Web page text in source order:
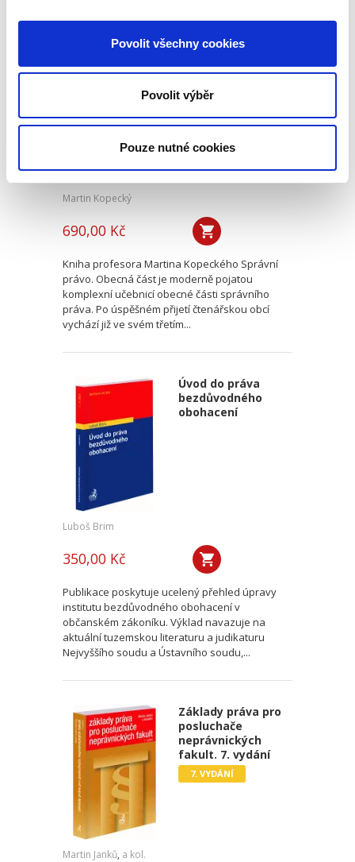
Povolit všechny cookies
Povolit výběr
Pouze nutné cookies
Správní právo.
Obecná část. 3.
3. VYDÁNÍ
Martin Kopecký
690,00 Kč
Kniha profesora Martina Kopeckého Správní
právo. Obecná část je moderně pojatou
komplexní učebnicí obecné části správního
práva. Po úspěšném přijetí čtenářskou obcí
vychází již ve svém třetím...
Úvod do práva
bezdůvodného
obohacení
Luboš Brim
350,00 Kč
Publikace poskytuje ucelený přehled úpravy
institutu bezdůvodného obohacení v
občanském zákoníku. Výklad navazuje na
aktuální tuzemskou literaturu a judikaturu
Nejvyššího soudu a Ústavního soudu,...
Základy práva pro
posluchače
neprávnických
fakult. 7. vydání
7. VYDÁNÍ
Martin Janků, a kol.